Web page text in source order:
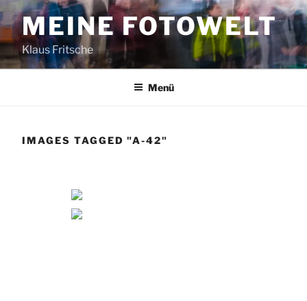
Zum
Inhalt
springenMEINE FOTOWELT
Klaus Fritsche
Menü
IMAGES TAGGED "A-42"